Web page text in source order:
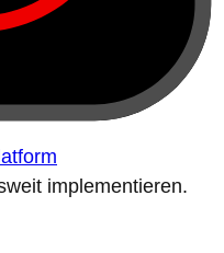
implementieren.